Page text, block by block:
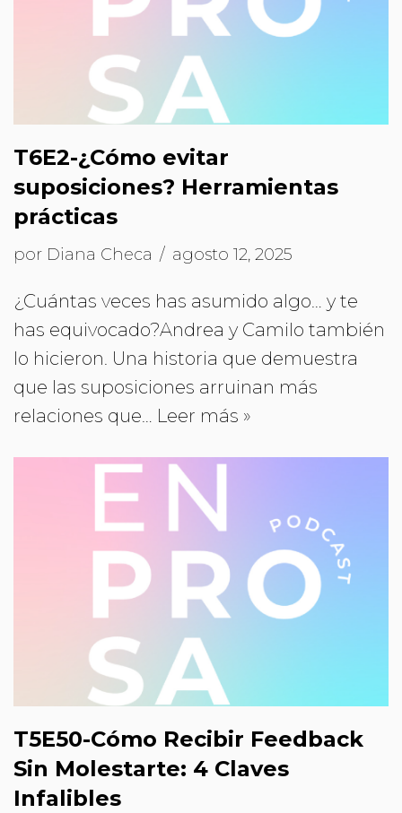
T6E2-¿Cómo evitar
suposiciones? Herramientas
prácticas
por Diana Checa agosto 12, 2025
¿Cuántas veces has asumido algo… y te
has equivocado?Andrea y Camilo también
lo hicieron. Una historia que demuestra
que las suposiciones arruinan más
relaciones que… Leer más »
T5E50-Cómo Recibir Feedback
Sin Molestarte: 4 Claves
Infalibles